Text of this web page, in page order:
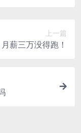
上一篇
薪三万没得跑！